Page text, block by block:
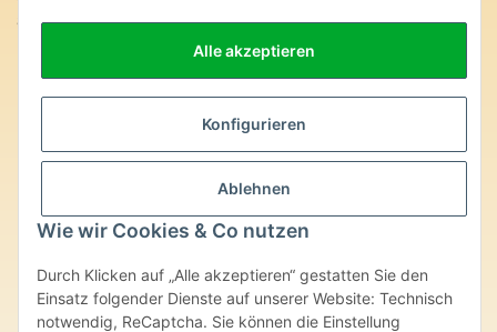
Alle akzeptieren
Konfigurieren
Ablehnen
Wie wir Cookies & Co nutzen
Durch Klicken auf „Alle akzeptieren“ gestatten Sie den
Einsatz folgender Dienste auf unserer Website: Technisch
notwendig, ReCaptcha. Sie können die Einstellung
SteinZeitOase
D-75391 Gechingen
Edelsteine und Mineralien werden im esoterischen Bereich
besondere Kräfte und Eigenschaften zugeordnet. Wir weisen
heilender Wirkungen (körperlich-seelisch-mental-geistig) einzelner
Produkte im Internet, Prospekten oder dem Vertragspartner
überlassenen Unterlagen bisher weder medizinisch anerkannt oder
wissenschaftlich nachweisbar sind. Die gemachten Angaben
beruhen ausschließlich auf Überlieferungen und langjähriger
Erfahrung. Unsere Produkte ersetzen nie den Besuch beim Arzt